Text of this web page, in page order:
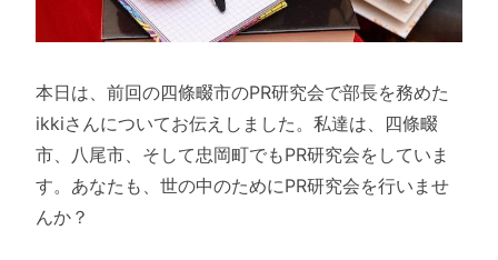
本日は、前回の四條畷市のPR研究会で部長を務めた
ikkiさんについてお伝えしました。私達は、四條畷
市、八尾市、そして忠岡町でもPR研究会をしていま
す。あなたも、世の中のためにPR研究会を行いませ
んか？